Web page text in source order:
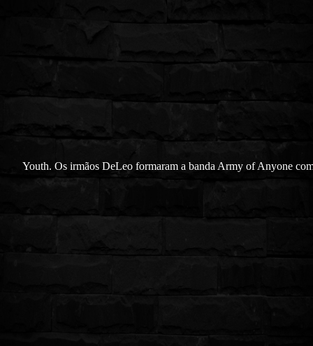
Youth. Os irmãos DeLeo formaram a banda Army of Anyone